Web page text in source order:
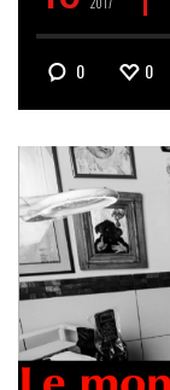
0 0